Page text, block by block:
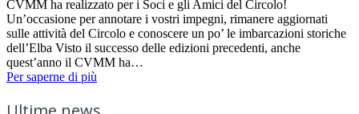
CVMM ha realizzato per i Soci e gli Amici del Circolo!
Un’occasione per annotare i vostri impegni, rimanere aggiornati
sulle attività del Circolo e conoscere un po’ le imbarcazioni storiche
dell’Elba Visto il successo delle edizioni precedenti, anche
quest’anno il CVMM ha…
Per saperne di più